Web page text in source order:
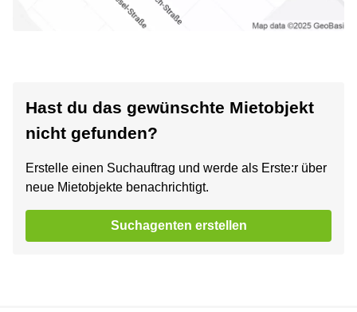
Hast du das gewünschte Mietobjekt
nicht gefunden?
Erstelle einen Suchauftrag und werde als Erste:r über
neue Mietobjekte benachrichtigt.
Suchagenten erstellen